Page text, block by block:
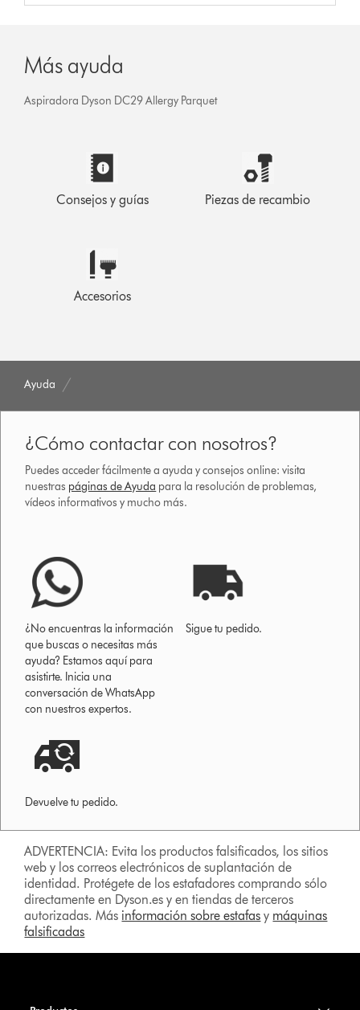
Más ayuda
Aspiradora Dyson DC29 Allergy Parquet
Consejos y guías Piezas de recambio
Accesorios
Ayuda
¿Cómo contactar con nosotros?
Puedes acceder fácilmente a ayuda y consejos online: visita
nuestras páginas de Ayuda para la resolución de problemas,
vídeos informativos y mucho más.
¿No encuentras la información
que buscas o necesitas más
ayuda? Estamos aquí para
asistirte. Inicia una
conversación de WhatsApp
con nuestros expertos.
Sigue tu pedido.
Devuelve tu pedido.
ADVERTENCIA: Evita los productos falsificados, los sitios
web y los correos electrónicos de suplantación de
identidad. Protégete de los estafadores comprando sólo
directamente en Dyson.es y en tiendas de terceros
autorizadas. Más información sobre estafas y máquinas
falsificadas